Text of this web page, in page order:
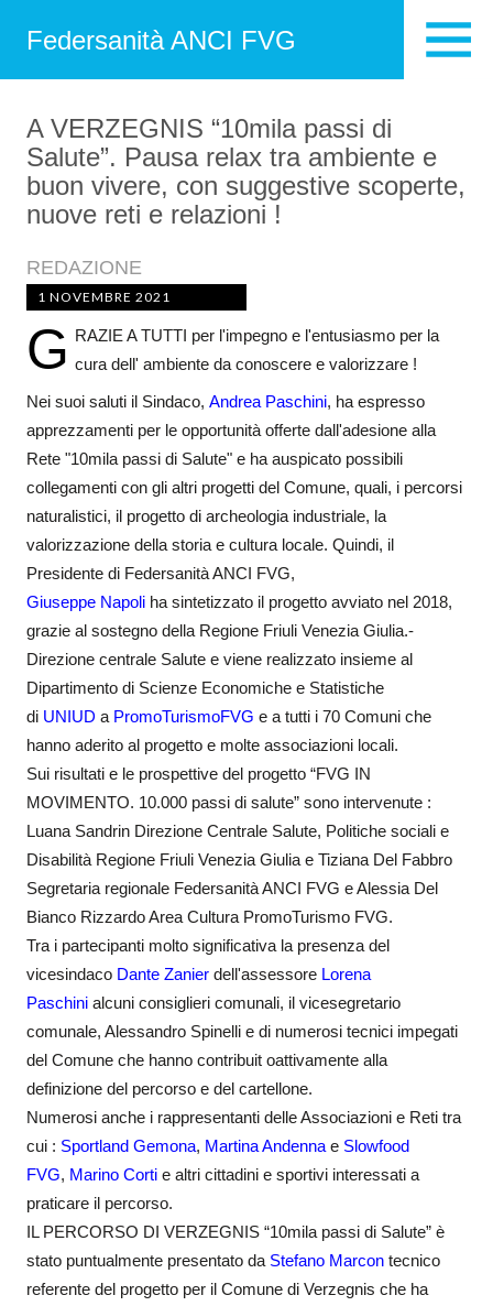
Federsanità ANCI FVG
A VERZEGNIS “10mila passi di
Salute”. Pausa relax tra ambiente e
buon vivere, con suggestive scoperte,
nuove reti e relazioni !
REDAZIONE
1 NOVEMBRE 2021
G RAZIE A TUTTI per l'impegno e l'entusiasmo per la
cura dell' ambiente da conoscere e valorizzare !
Nei suoi saluti il Sindaco, Andrea Paschini, ha espresso
apprezzamenti per le opportunità offerte dall'adesione alla
Rete "10mila passi di Salute" e ha auspicato possibili
collegamenti con gli altri progetti del Comune, quali, i percorsi
naturalistici, il progetto di archeologia industriale, la
valorizzazione della storia e cultura locale. Quindi, il
Presidente di Federsanità ANCI FVG,
Giuseppe Napoli ha sintetizzato il progetto avviato nel 2018,
grazie al sostegno della Regione Friuli Venezia Giulia.-
Direzione centrale Salute e viene realizzato insieme al
Dipartimento di Scienze Economiche e Statistiche
di UNIUD a PromoTurismoFVG e a tutti i 70 Comuni che
hanno aderito al progetto e molte associazioni locali.
Sui risultati e le prospettive del progetto “FVG IN
MOVIMENTO. 10.000 passi di salute” sono intervenute :
Luana Sandrin Direzione Centrale Salute, Politiche sociali e
Disabilità Regione Friuli Venezia Giulia e Tiziana Del Fabbro
Segretaria regionale Federsanità ANCI FVG e Alessia Del
Bianco Rizzardo Area Cultura PromoTurismo FVG.
Tra i partecipanti molto significativa la presenza del
vicesindaco Dante Zanier dell'assessore Lorena
Paschini alcuni consiglieri comunali, il vicesegretario
comunale, Alessandro Spinelli e di numerosi tecnici impegati
del Comune che hanno contribuit oattivamente alla
definizione del percorso e del cartellone.
Numerosi anche i rappresentanti delle Associazioni e Reti tra
cui : Sportland Gemona, Martina Andenna e Slowfood
FVG, Marino Corti e altri cittadini e sportivi interessati a
praticare il percorso.
IL PERCORSO DI VERZEGNIS “10mila passi di Salute” è
stato puntualmente presentato da Stefano Marcon tecnico
referente del progetto per il Comune di Verzegnis che ha